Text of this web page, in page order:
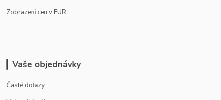
Zobrazení cen v EUR
Vaše objednávky
Časté dotazy